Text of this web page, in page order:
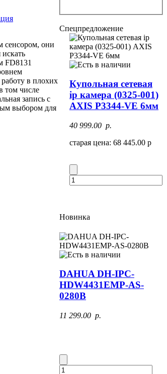
сенсором, они
FD8131
в плохих
том числе
запись с
выбором для
Спецпредложение
Купольная сетевая
ip камера (0325-001)
AXIS P3344-VE 6мм
40 999.00 p.
старая цена: 68 445.00 р
Новинка
DAHUA DH-IPC-
HDW4431EMP-AS-
0280B
11 299.00 p.